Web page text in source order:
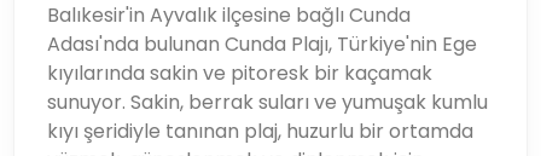
Balıkesir'in Ayvalık ilçesine bağlı Cunda
Adası'nda bulunan Cunda Plajı, Türkiye'nin Ege
kıyılarında sakin ve pitoresk bir kaçamak
sunuyor. Sakin, berrak suları ve yumuşak kumlu
kıyı şeridiyle tanınan plaj, huzurlu bir ortamda